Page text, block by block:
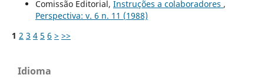
Comissão Editorial, Instruções a colaboradores ,
Perspectiva: v. 6 n. 11 (1988)
1 2 3 4 5 6 > >>
Idioma